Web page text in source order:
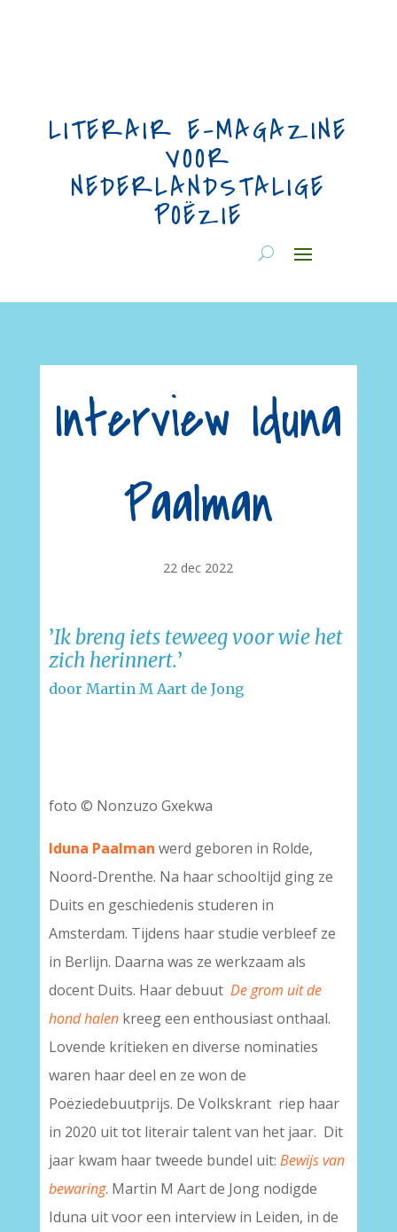
LITERAIR E-MAGAZINE
VOOR
NEDERLANDSTALIGE
POËZIE
Interview Iduna
Paalman
22 dec 2022
’Ik breng iets teweeg voor wie het
zich herinnert.’
door Martin M Aart de Jong
foto © Nonzuzo Gxekwa
Iduna Paalman werd geboren in Rolde,
Noord-Drenthe. Na haar schooltijd ging ze
Duits en geschiedenis studeren in
Amsterdam. Tijdens haar studie verbleef ze
in Berlijn. Daarna was ze werkzaam als
docent Duits. Haar debuut De grom uit de
hond halenkreeg een enthousiast onthaal.
Lovende kritieken en diverse nominaties
waren haar deel en ze won de
Poëziedebuutprijs. De Volkskrant riep haar
in 2020 uit tot literair talent van het jaar. Dit
jaar kwam haar tweede bundel uit: Bewijs van
bewaring. Martin M Aart de Jong nodigde
Iduna uit voor een interview in Leiden, in de